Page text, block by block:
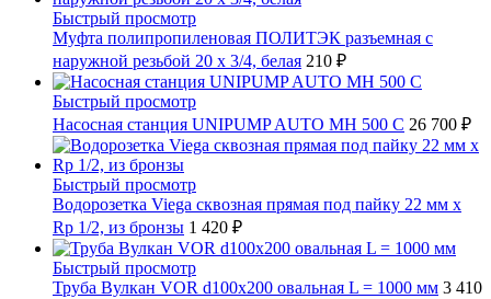
Быстрый просмотр
Муфта полипропиленовая ПОЛИТЭК разъемная с
наружной резьбой 20 x 3/4, белая 210 ₽
Быстрый просмотр
Насосная станция UNIPUMP AUTO MH 500 С 26 700 ₽
Быстрый просмотр
Водорозетка Viega сквозная прямая под пайку 22 мм х
Rp 1/2, из бронзы 1 420 ₽
Быстрый просмотр
Труба Вулкан VOR d100x200 овальная L = 1000 мм 3 410